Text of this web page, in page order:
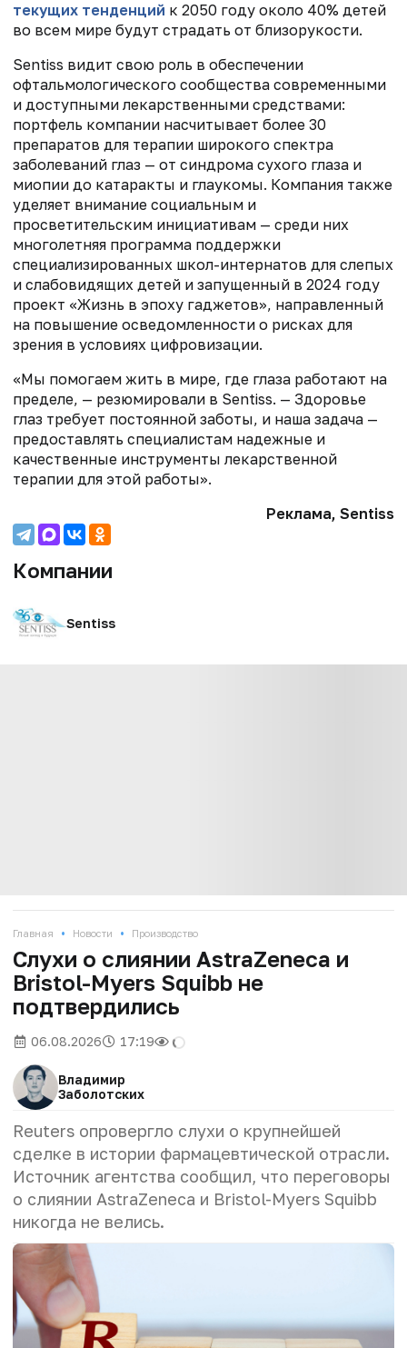
текущих тенденций к 2050 году около 40% детей
во всем мире будут страдать от близорукости.
Sentiss видит свою роль в обеспечении
офтальмологического сообщества современными
и доступными лекарственными средствами:
портфель компании насчитывает более 30
препаратов для терапии широкого спектра
заболеваний глаз — от синдрома сухого глаза и
миопии до катаракты и глаукомы. Компания также
уделяет внимание социальным и
просветительским инициативам — среди них
многолетняя программа поддержки
специализированных школ-интернатов для слепых
и слабовидящих детей и запущенный в 2024 году
проект «Жизнь в эпоху гаджетов», направленный
на повышение осведомленности о рисках для
зрения в условиях цифровизации.
«Мы помогаем жить в мире, где глаза работают на
пределе, — резюмировали в Sentiss. — Здоровье
глаз требует постоянной заботы, и наша задача —
предоставлять специалистам надежные и
качественные инструменты лекарственной
терапии для этой работы».
Реклама, Sentiss
Компании
Sentiss
Главная • Новости • Производство
Слухи о слиянии AstraZeneca и
Bristol-Myers Squibb не
подтвердились
06.08.2026 17:19
Владимир
Заболотских
Reuters опровергло слухи о крупнейшей
сделке в истории фармацевтической отрасли.
Источник агентства сообщил, что переговоры
о слиянии AstraZeneca и Bristol-Myers Squibb
никогда не велись.